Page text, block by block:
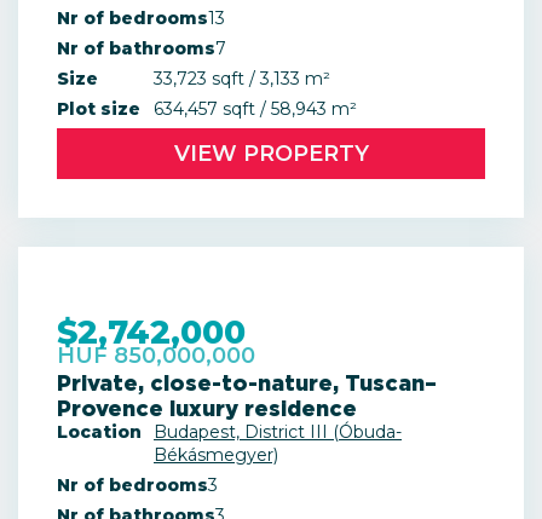
Nr of bedrooms13
Nr of bathrooms7
Size
33,723 sqft / 3,133 m²
Plot size
634,457 sqft / 58,943 m²
VIEW PROPERTY
$2,742,000
HUF 850,000,000
Private, close-to-nature, Tuscan–
Provence luxury residence
Location
Budapest, District III (Óbuda-
Békásmegyer)
Nr of bedrooms3